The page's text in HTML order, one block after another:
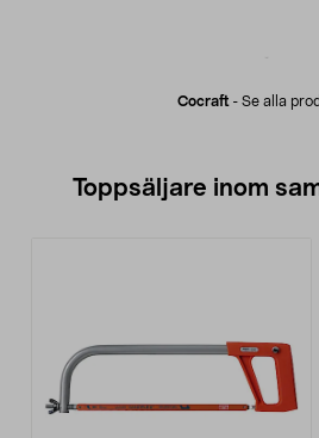
Cocraft - Se alla
Toppsäljare inom